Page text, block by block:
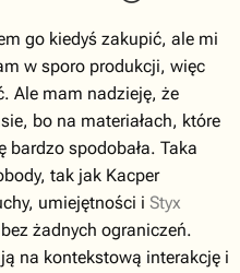
go kiedyś zakupić, ale mi
w sporo produkcji, więc
Ale mam nadzieję, że
bo na materiałach, które
bardzo spodobała. Taka
tak jak Kacper
umiejętności i Styx
żadnych ograniczeń.
na kontekstową interakcję i